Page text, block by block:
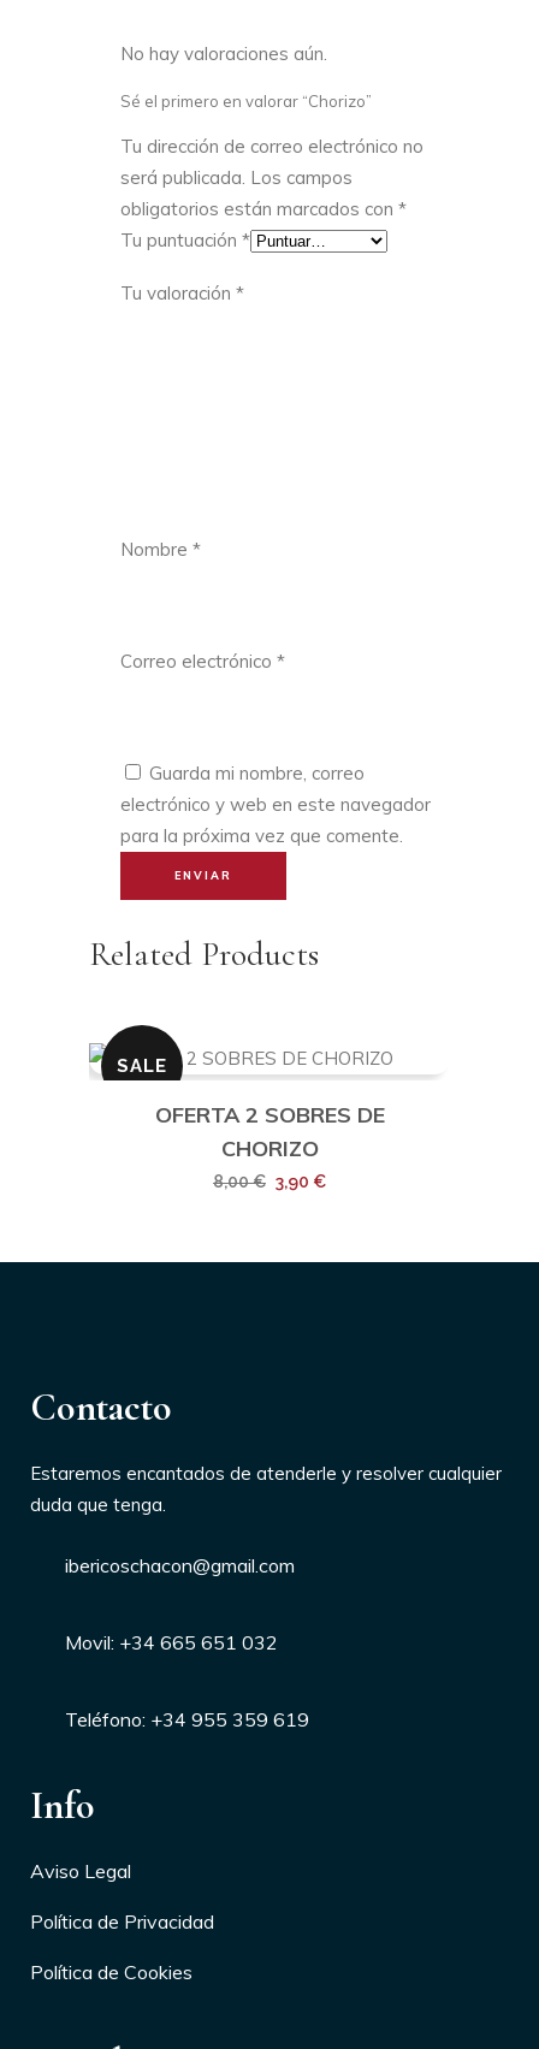
No hay valoraciones aún.
Sé el primero en valorar “Chorizo”
Tu dirección de correo electrónico no
será publicada. Los campos
obligatorios están marcados con *
Tu puntuación *
Tu valoración *
Nombre *
Correo electrónico *
Guarda mi nombre, correo
electrónico y web en este navegador
para la próxima vez que comente.
Related Products
SALE
OFERTA 2 SOBRES DE
CHORIZO
8,00€ El
3,90 €El
Contacto
Estaremos encantados de atenderle y resolver cualquier
duda que tenga.
ibericoschacon@gmail.com
Movil: +34 665 651 032
Teléfono: +34 955 359 619
Info
Aviso Legal
Política de Privacidad
Política de Cookies